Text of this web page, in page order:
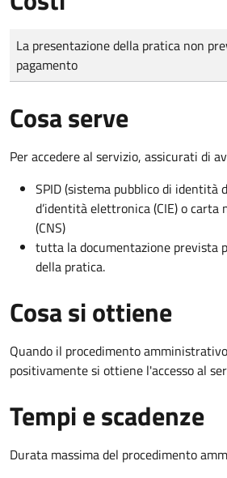
Tipo di pagamento
Importo
La presentazione della pratica non
pagamento
Cosa serve
Per accedere al servizio, assicurati di
SPID (sistema pubblico di identità
d’identità elettronica (CIE) o carta
(CNS)
tutta la documentazione prevista
della pratica.
Cosa si ottiene
Quando il procedimento
positivamente si ottiene l'accesso al
Tempi e scadenze
Durata massima del procedimento